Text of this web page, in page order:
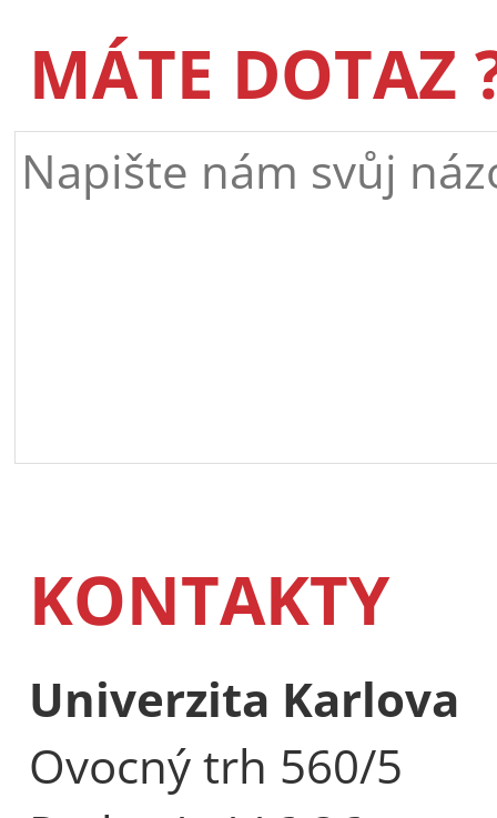
MÁTE DOTAZ
KONTAKTY
Univerzita Karlova
Ovocný trh 560/5